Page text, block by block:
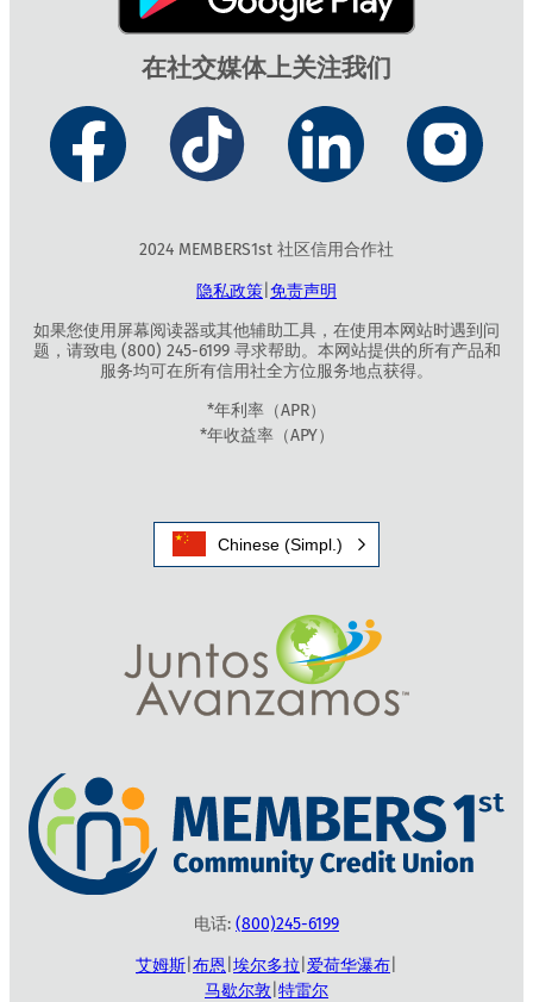
在社交媒体上关注我们
2024 MEMBERS1st 社区信用合作社
隐私政策 免责声明
如果您使用屏幕阅读器或其他辅助工具，在使用本网站时遇到问
题，请致电 (800) 245-6199 寻求帮助。本网站提供的所有产品和
服务均可在所有信用社全方位服务地点获得。
*年利率（APR）
*年收益率（APY）
Chinese (Simpl.)
电话: (800)245-6199
艾姆斯 布恩 埃尔多拉 爱荷华瀑布
马歇尔敦 特雷尔